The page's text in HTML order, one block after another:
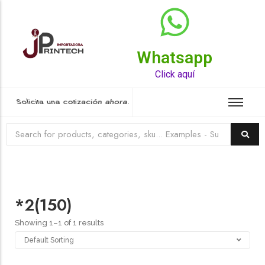
Whatsapp
Click aquí
Solicita una cotización ahora.
Top Rated Product
*2(150)
Showing 1–1 of 1 results